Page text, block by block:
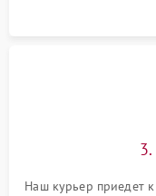
Наш курьер приедет